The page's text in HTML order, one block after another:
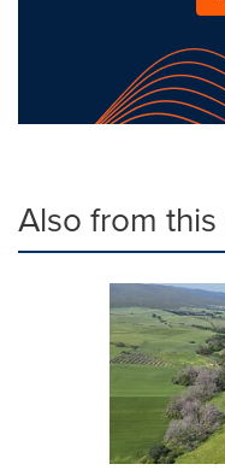
Also from